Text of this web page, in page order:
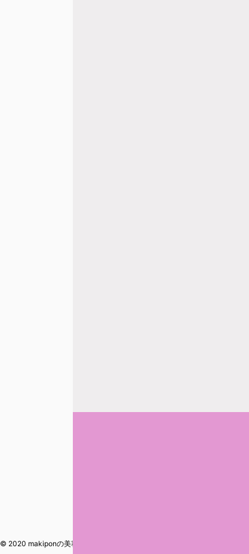
© 2020 makiponの美容・健康・おすすめ！「ここだけ」の話 Powered by